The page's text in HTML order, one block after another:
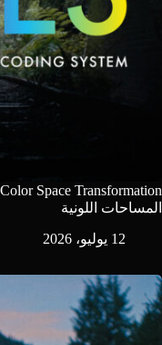
المساحات اللونية
12 يوليو، 2026